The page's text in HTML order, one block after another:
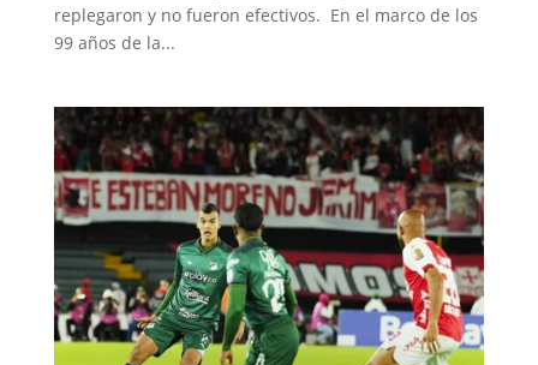
replegaron y no fueron efectivos. En el marco de los
99 años de la...